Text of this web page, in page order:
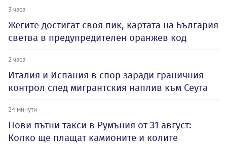
3 часа
Жегите достигат своя пик, картата на България
светва в предупредителен оранжев код
2 часа
Италия и Испания в спор заради граничния
контрол след мигрантския наплив към Сеута
24 минути
Нови пътни такси в Румъния от 31 август:
Колко ще плащат камионите и колите